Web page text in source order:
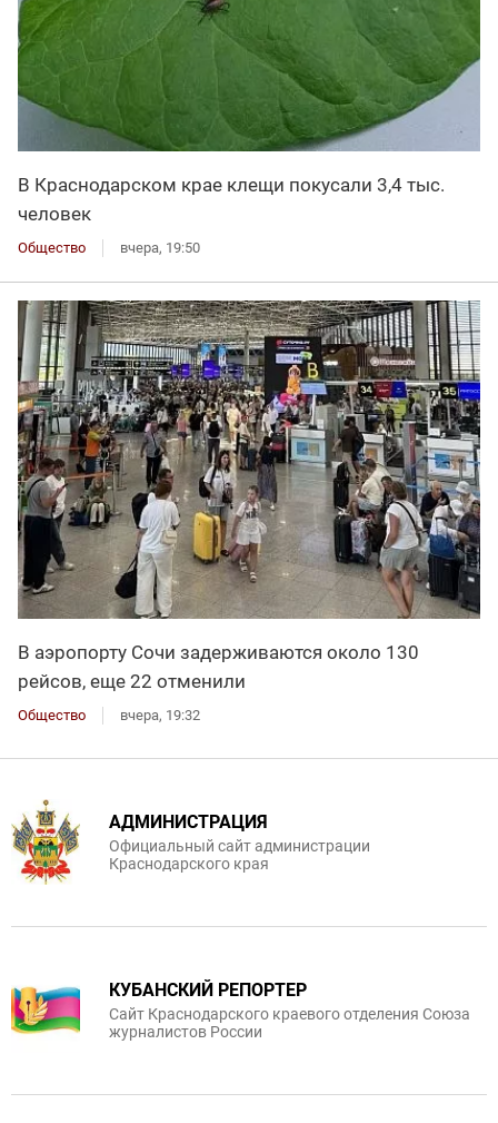
В Краснодарском крае клещи покусали 3,4 тыс.
человек
Общество вчера, 19:50
В аэропорту Сочи задерживаются около 130
рейсов, еще 22 отменили
Общество вчера, 19:32
АДМИНИСТРАЦИЯ
Официальный сайт администрации
Краснодарского края
КУБАНСКИЙ РЕПОРТЕР
Сайт Краснодарского краевого отделения Союза
журналистов России